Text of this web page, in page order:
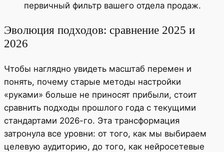
первичный фильтр вашего отдела продаж.
Эволюция подходов: сравнение 2025 и
2026
Чтобы наглядно увидеть масштаб перемен и
понять, почему старые методы настройки
«руками» больше не приносят прибыли, стоит
сравнить подходы прошлого года с текущими
стандартами 2026-го. Эта трансформация
затронула все уровни: от того, как мы выбираем
целевую аудиторию, до того, как нейросетевые